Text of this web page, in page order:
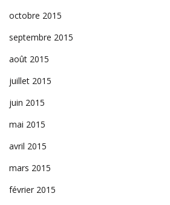
octobre 2015
septembre 2015
août 2015
juillet 2015
juin 2015
mai 2015
avril 2015
mars 2015
février 2015